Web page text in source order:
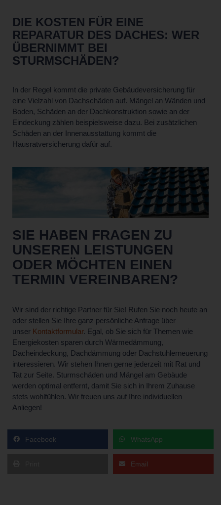
DIE KOSTEN FÜR EINE
REPARATUR DES DACHES: WER
ÜBERNIMMT BEI
STURMSCHÄDEN?
In der Regel kommt die private Gebäudeversicherung für
eine Vielzahl von Dachschäden auf. Mängel an Wänden und
Boden, Schäden an der Dachkonstruktion sowie an der
Eindeckung zählen beispielsweise dazu. Bei zusätzlichen
Schäden an der Innenausstattung kommt die
Hausratversicherung dafür auf.
SIE HABEN FRAGEN ZU
UNSEREN LEISTUNGEN
ODER MÖCHTEN EINEN
TERMIN VEREINBAREN?
Wir sind der richtige Partner für Sie! Rufen Sie noch heute an
oder stellen Sie Ihre ganz persönliche Anfrage über
unser Kontaktformular. Egal, ob Sie sich für Themen wie
Energiekosten sparen durch Wärmedämmung,
Dacheindeckung, Dachdämmung oder Dachstuhlerneuerung
interessieren. Wir stehen Ihnen gerne jederzeit mit Rat und
Tat zur Seite. Sturmschäden und Mängel am Gebäude
werden optimal entfernt, damit Sie sich in Ihrem Zuhause
stets wohlfühlen. Wir freuen uns auf Ihre individuellen
Anliegen!
Facebook WhatsApp
Email